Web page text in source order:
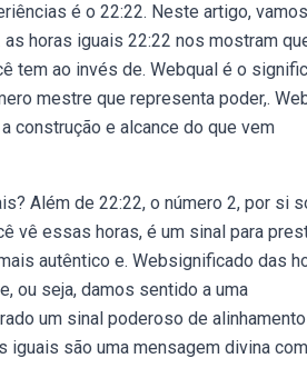
é o 22:22. Neste artigo, vamos
horas iguais 22:22 nos mostram
tem ao invés de. Webqual é o
mestre que representa poder,.
construção e alcance do que vem
Além de 22:22, o número 2, por si
vê essas horas, é um sinal para
autêntico e. Websignificado das
ou seja, damos sentido a uma
um sinal poderoso de
iguais são uma mensagem divina com